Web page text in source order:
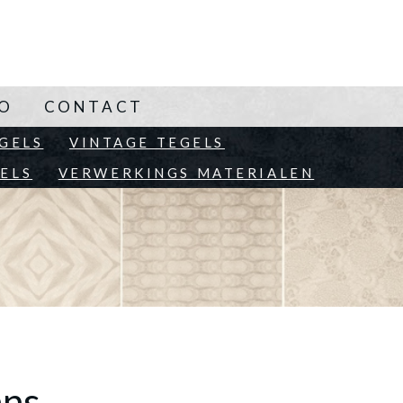
VINTAGE TEGELS
VERWERKINGS MATERIALEN
CONTACT